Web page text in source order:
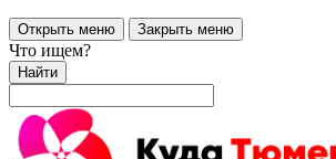
Открыть меню Закрыть меню
Что ищем?
Найти